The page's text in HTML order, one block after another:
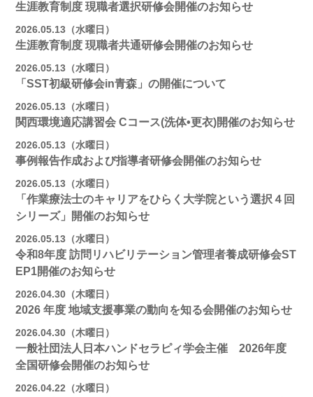
生涯教育制度 現職者選択研修会開催のお知らせ
2026.05.13（水曜日）
生涯教育制度 現職者共通研修会開催のお知らせ
2026.05.13（水曜日）
「SST初級研修会in青森」の開催について
2026.05.13（水曜日）
関西環境適応講習会 Cコース(洗体•更衣)開催のお知らせ
2026.05.13（水曜日）
事例報告作成および指導者研修会開催のお知らせ
2026.05.13（水曜日）
「作業療法士のキャリアをひらく大学院という選択４回
シリーズ」開催のお知らせ
2026.05.13（水曜日）
令和8年度 訪問リハビリテーション管理者養成研修会ST
EP1開催のお知らせ
2026.04.30（木曜日）
2026 年度 地域支援事業の動向を知る会開催のお知らせ
2026.04.30（木曜日）
一般社団法人日本ハンドセラピィ学会主催 2026年度
全国研修会開催のお知らせ
2026.04.22（水曜日）